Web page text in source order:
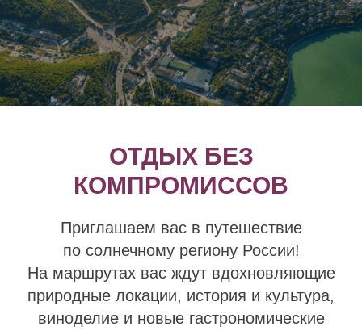
ОТДЫХ БЕЗ
КОМПРОМИССОВ
Приглашаем вас в путешествие
по солнечному региону России!
На маршрутах вас ждут вдохновляющие
природные локации, история и культура,
виноделие и новые гастрономические